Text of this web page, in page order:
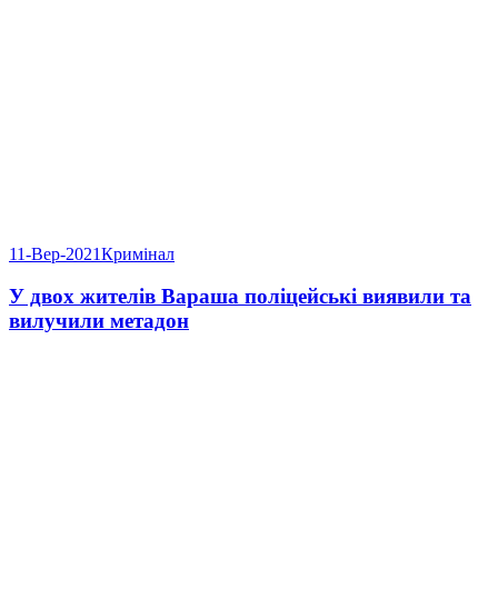
11-Вер-2021Кримінал
У двох жителів Вараша поліцейські виявили та
вилучили метадон